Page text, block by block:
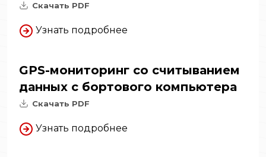
Скачать PDF
Узнать подробнее
GPS-мониторинг со считыванием
данных с бортового компьютера
Скачать PDF
Узнать подробнее